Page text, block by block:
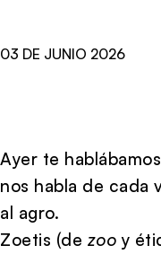
03 DE JUNIO 2026
Ayer te
nos habla de cada
al agro.
Zoetis (de zoo y